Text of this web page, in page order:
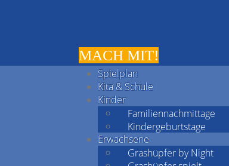
MACH MIT!
Spielplan
Kita & Schule
Kinder
Familiennachmittage
Kindergeburtstage
Erwachsene
Grashüpfer by Night